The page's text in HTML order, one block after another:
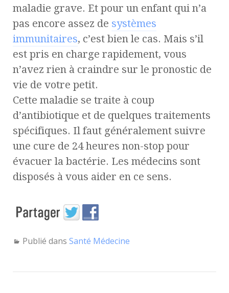
maladie grave. Et pour un enfant qui n’a
pas encore assez de systèmes
immunitaires, c’est bien le cas. Mais s’il
est pris en charge rapidement, vous
n’avez rien à craindre sur le pronostic de
vie de votre petit.
Cette maladie se traite à coup
d’antibiotique et de quelques traitements
spécifiques. Il faut généralement suivre
une cure de 24 heures non-stop pour
évacuer la bactérie. Les médecins sont
disposés à vous aider en ce sens.
Publié dans Santé Médecine